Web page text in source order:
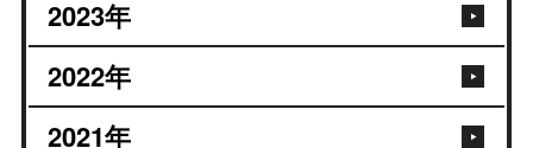
2023年
2022年
2021年